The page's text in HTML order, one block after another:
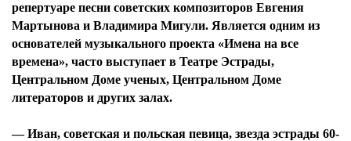
репертуаре песни советских композиторов Евгения
Мартынова и Владимира Мигули. Является одним из
основателей музыкального проекта «Имена на все
времена», часто выступает в Театре Эстрады,
Центральном Доме ученых, Центральном Доме
литераторов и других залах.
— Иван, советская и польская певица, звезда эстрады 60-